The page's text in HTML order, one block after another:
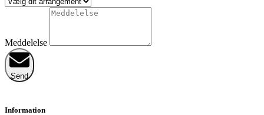
Meddelelse
Send
Information